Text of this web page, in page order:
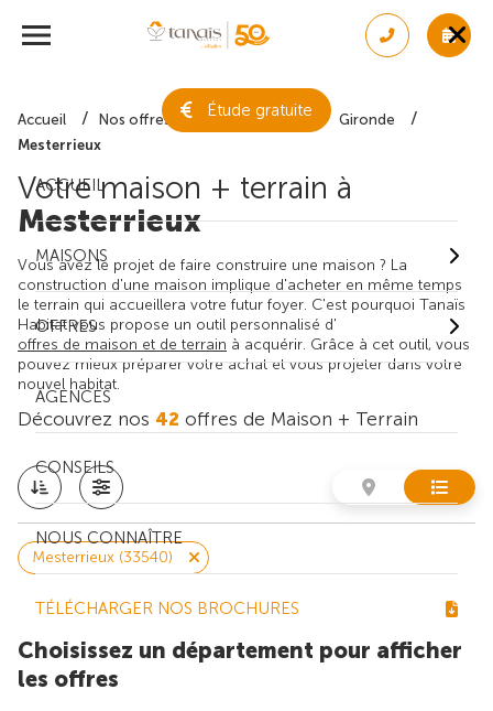
Étude gratuite
ACCUEIL
MAISONS
OFFRES
AGENCES
CONSEILS
NOUS CONNAÎTRE
TÉLÉCHARGER NOS BROCHURES
Accueil Nos offres de maison + terrain
Gironde
Mesterrieux
Votre maison + terrain à
Mesterrieux
Vous avez le projet de faire construire une maison ? La
construction d'une maison implique d'acheter en même temps
le terrain qui accueillera votre futur foyer. C'est pourquoi Tanaïs
Habitat vous propose un outil personnalisé d'
offres de maison et de terrain à acquérir. Grâce à cet outil, vous
pouvez mieux préparer votre achat et vous projeter dans votre
nouvel habitat.
Découvrez nos 42 offres de Maison + Terrain
Mesterrieux (33540)
Choisissez un département pour afficher
les offres